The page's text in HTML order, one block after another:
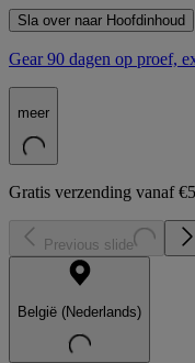
Sla over naar Hoofdinhoud
Gear 90 dagen op proef,
meer
Gratis verzending vanaf
Previous slide
België (Nederlands)